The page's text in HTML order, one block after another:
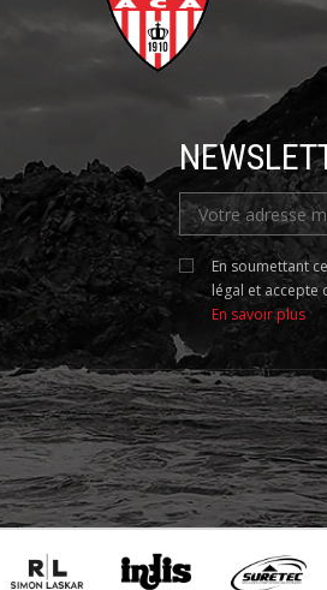
En soumettant
légal et accepte
En savoir plus